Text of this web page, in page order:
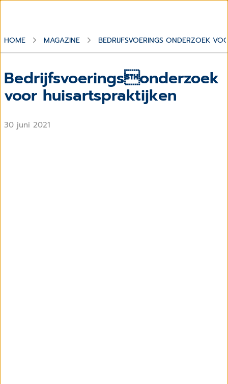
HOME MAGAZINE BEDRIJFSVOERINGS ONDERZOEK
Bedrijfsvoeringsonderzoek
voor huisartspraktijken
30 juni 2021